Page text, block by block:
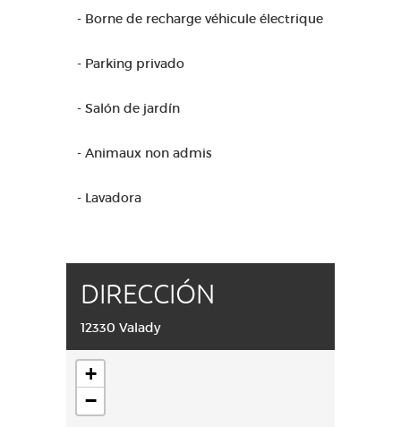
- Borne de recharge véhicule électrique
- Parking privado
- Salón de jardín
- Animaux non admis
- Lavadora
DIRECCIÓN
12330 Valady
+
−